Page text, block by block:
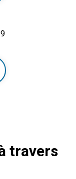
travers